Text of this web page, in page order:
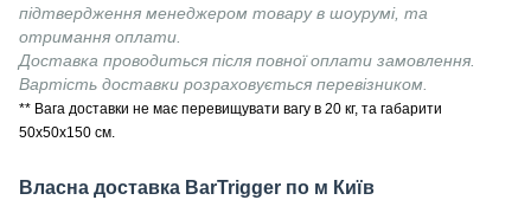
підтвердження менеджером товару в шоурумі, та
отримання оплати.
Доставка проводиться після повної оплати замовлення.
Вартість доставки розраховується перевізником.
** Вага доставки не має перевищувати вагу в 20 кг, та габарити
50х50х150 см.
Власна доставка BarTrigger по м Київ